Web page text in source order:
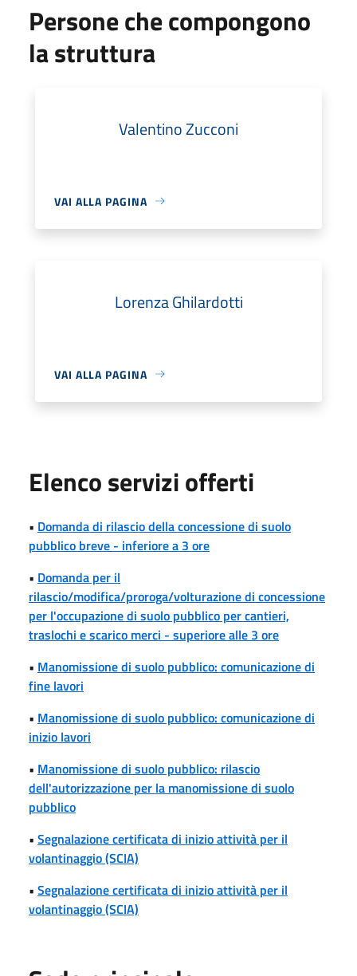
Persone che compongono
la struttura
Valentino Zucconi
VAI ALLA PAGINA
Lorenza Ghilardotti
VAI ALLA PAGINA
Elenco servizi offerti
• Domanda di rilascio della concessione di suolo
pubblico breve - inferiore a 3 ore
• Domanda per il
rilascio/modifica/proroga/volturazione di concessione
per l'occupazione di suolo pubblico per cantieri,
traslochi e scarico merci - superiore alle 3 ore
• Manomissione di suolo pubblico: comunicazione di
fine lavori
• Manomissione di suolo pubblico: comunicazione di
inizio lavori
• Manomissione di suolo pubblico: rilascio
dell'autorizzazione per la manomissione di suolo
pubblico
• Segnalazione certificata di inizio attività per il
volantinaggio (SCIA)
• Segnalazione certificata di inizio attività per il
volantinaggio (SCIA)